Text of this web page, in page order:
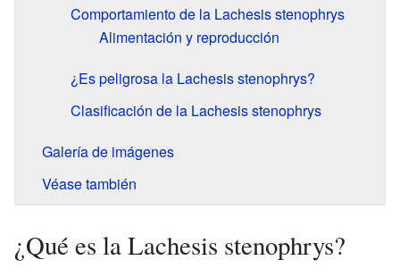
Comportamiento de la Lachesis stenophrys
Alimentación y reproducción
¿Es peligrosa la Lachesis stenophrys?
Clasificación de la Lachesis stenophrys
Galería de imágenes
Véase también
¿Qué es la Lachesis stenophrys?